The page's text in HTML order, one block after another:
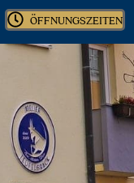
ÖFFNUNGSZEITEN